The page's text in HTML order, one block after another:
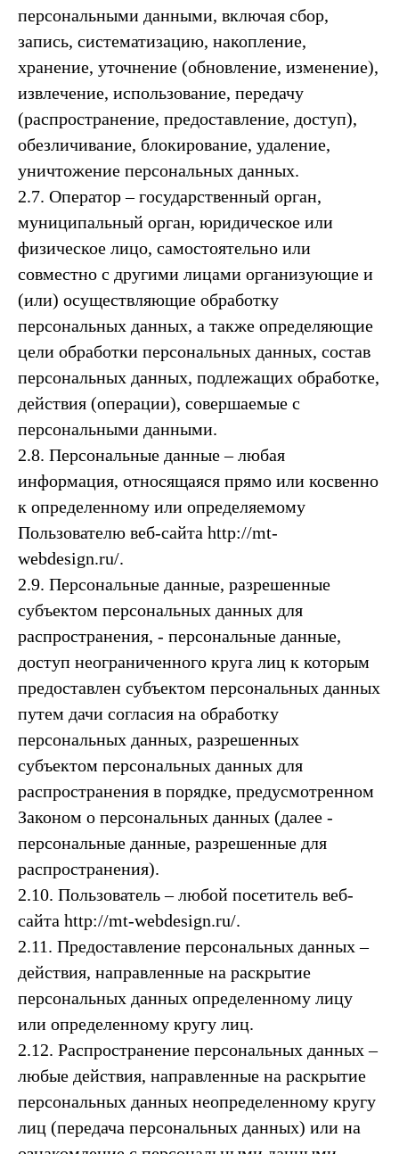
персональными данными, включая сбор,
запись, систематизацию, накопление,
хранение, уточнение (обновление, изменение),
извлечение, использование, передачу
(распространение, предоставление, доступ),
обезличивание, блокирование, удаление,
уничтожение персональных данных.
2.7. Оператор – государственный орган,
муниципальный орган, юридическое или
физическое лицо, самостоятельно или
совместно с другими лицами организующие и
(или) осуществляющие обработку
персональных данных, а также определяющие
цели обработки персональных данных, состав
персональных данных, подлежащих обработке,
действия (операции), совершаемые с
персональными данными.
2.8. Персональные данные – любая
информация, относящаяся прямо или косвенно
к определенному или определяемому
Пользователю веб-сайта http://mt-
webdesign.ru/.
2.9. Персональные данные, разрешенные
субъектом персональных данных для
распространения, - персональные данные,
доступ неограниченного круга лиц к которым
предоставлен субъектом персональных данных
путем дачи согласия на обработку
персональных данных, разрешенных
субъектом персональных данных для
распространения в порядке, предусмотренном
Законом о персональных данных (далее -
персональные данные, разрешенные для
распространения).
2.10. Пользователь – любой посетитель веб-
сайта http://mt-webdesign.ru/.
2.11. Предоставление персональных данных –
действия, направленные на раскрытие
персональных данных определенному лицу
или определенному кругу лиц.
2.12. Распространение персональных данных –
любые действия, направленные на раскрытие
персональных данных неопределенному кругу
лиц (передача персональных данных) или на